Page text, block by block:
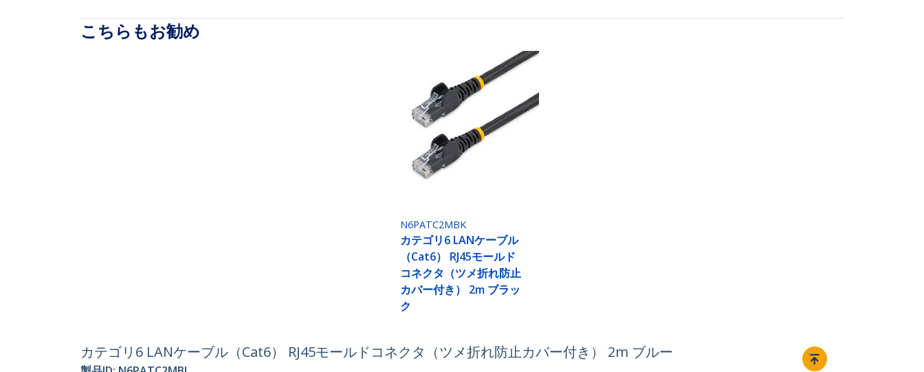
こちらもお勧め
N6PATC2MBK
カテゴリ6 LANケーブル
（Cat6） RJ45モールド
コネクタ（ツメ折れ防止
カバー付き） 2m ブラッ
ク
カテゴリ6 LANケーブル（Cat6） RJ45モールドコネクタ（ツメ折れ防止カバー付き） 2m ブルー